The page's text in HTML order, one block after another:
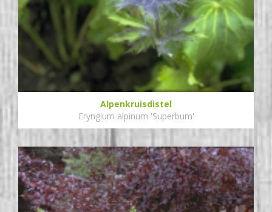
Alpenkruisdistel
Eryngium alpinum 'Superbum'